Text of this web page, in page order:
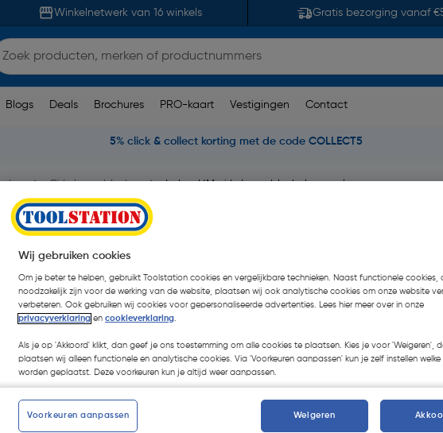
Winkelnetwerk van 16 winkels Gratis bezorging vanaf
Blogs Deals Brochures PRO-kaart Vestigingen Contact
5% click & collect korting met de code COLLECT5
Cirkelzaagbladen Labor HM cirkelzaagblad glasvezel
250x30x2,8mm 80T
€ 25,78| Excl. btw € 21,31
Selecteer winkel - Bekijk
Selecteer vestiging
op voorraad voor bezorging op
voor bezorging
Wij gebruiken cookies
Om je beter te helpen, gebruikt Toolstation cookies en vergelijkbare technieken. Naast functionele cookies,
noodzakelijk zijn voor de werking van de website, plaatsen wij ook analytische cookies om onze website
verbeteren. Ook gebruiken wij cookies voor gepersonaliseerde advertenties. Lees hier meer over in onze
privacyverklaring en cookieverklaring.
Als je op 'Akkoord' klikt, dan geef je ons toestemming om alle cookies te plaatsen. Kies je voor 'Weigeren',
plaatsen wij alleen functionele en analytische cookies. Via 'Voorkeuren aanpassen' kun je zelf instellen welke
worden geplaatst. Deze voorkeuren kun je altijd weer aanpassen.
Voorkeuren aanpassen Weigeren